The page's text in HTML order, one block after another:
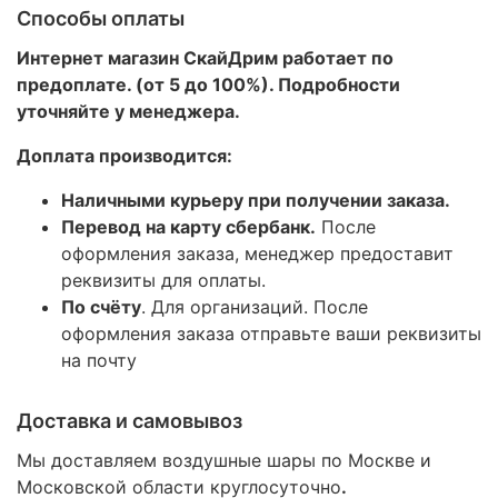
Способы оплаты
Интернет магазин СкайДрим работает по
предоплате. (от 5 до 100%). Подробности
уточняйте у менеджера.
Доплата производится:
Наличными курьеру при получении заказа.
Перевод на карту сбербанк. После
оформления заказа, менеджер предоставит
реквизиты для оплаты.
По счёту. Для организаций. После
оформления заказа отправьте ваши реквизиты
на почту
Доставка и самовывоз
Мы доставляем воздушные шары по Москве и
Московской области круглосуточно.